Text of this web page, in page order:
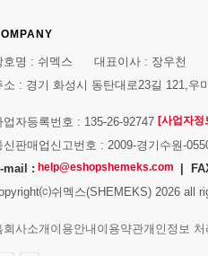
호명 : 쉬멕스 대표이사 : 장우천
소 : 경기 화성시 동탄대로23길 121,우
업자등록번호 : 135-26-92747 [사업자정
신판매업신고번호 : 2009-경기수원-
mail : help@eshopshemeks.com
|
쉬멕스(SHEMEKS) 2026 all
회사소개 이용안내 이용약관개인정보 처